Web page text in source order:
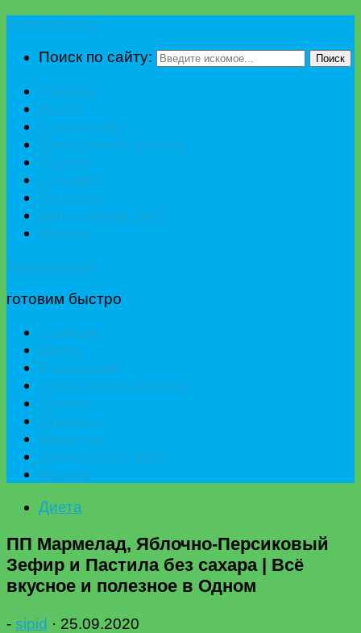
Поиск по сайту:
Поиск
готовим быстро
Диета
ПП Мармелад, Яблочно-Персиковый
Зефир и Пастила без сахара | Всё
вкусное и полезное в Одном
- sipid · 25.09.2020